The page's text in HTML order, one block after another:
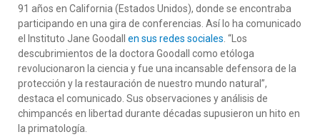
91 años en California (Estados Unidos), donde se encontraba
participando en una gira de conferencias. Así lo ha comunicado
el Instituto Jane Goodall en sus redes sociales . “Los
descubrimientos de la doctora Goodall como etóloga
revolucionaron la ciencia y fue una incansable defensora de la
protección y la restauración de nuestro mundo natural”,
destaca el comunicado. Sus observaciones y análisis de
chimpancés en libertad durante décadas supusieron un hito en
la primatología.